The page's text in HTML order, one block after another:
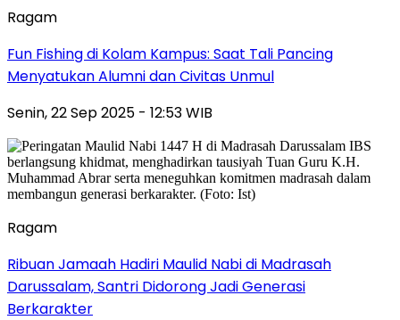
Ragam
Fun Fishing di Kolam Kampus: Saat Tali Pancing
Menyatukan Alumni dan Civitas Unmul
Senin, 22 Sep 2025 - 12:53 WIB
Ragam
Ribuan Jamaah Hadiri Maulid Nabi di Madrasah
Darussalam, Santri Didorong Jadi Generasi
Berkarakter